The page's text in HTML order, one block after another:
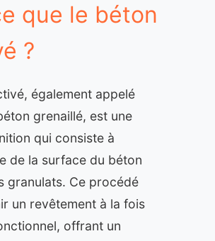
que le béton
?
également appelé
grenaillé, est une
qui consiste à
de la surface du béton
granulats. Ce procédé
un revêtement à la fois
offrant un